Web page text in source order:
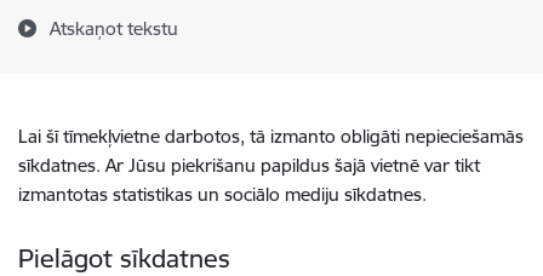
Atskaņot tekstu
Lai šī tīmekļvietne darbotos, tā izmanto obligāti nepieciešamās
sīkdatnes. Ar Jūsu piekrišanu papildus šajā vietnē var tikt
izmantotas statistikas un sociālo mediju sīkdatnes.
Pielāgot sīkdatnes